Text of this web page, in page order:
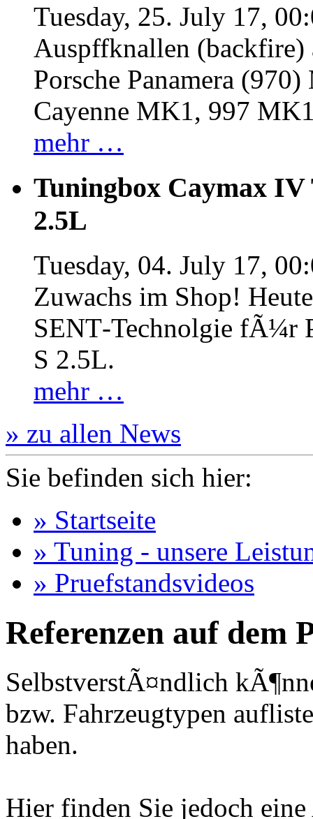
Tuesday, 25. July 17,
Auspffknallen
Porsche Panamera
Cayenne MK1, 997
mehr …
Tuningbox Caymax IV
2.5L
Tuesday, 04. July 17,
Zuwachs im Shop!
SENT‐Technolgie fÃ¼r
S 2.5L.
mehr …
» zu allen News
Sie befinden sich hier:
» Startseite
» Tuning - unsere
» Pruefstandsvideos
Referenzen auf dem
SelbstverstÃ¤ndlich
bzw. Fahrzeugtypen
haben.
Hier finden Sie jedoch